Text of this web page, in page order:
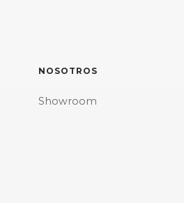
NOSOTROS
Showroom